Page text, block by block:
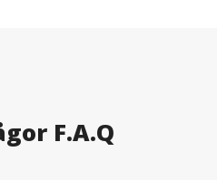
F.A.Q